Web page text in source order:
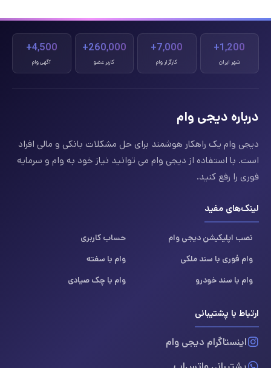
1,200+
شهر ایران
7,000+
کارگزار وام
260,000+
کاربر عضو
4,500+
آگهی وام
درباره دیجی وام
دیجی وام یک راهکار هوشمند برای حل مشکلات بانکی و مالی افراد
است. با استفاده از دیجی وام می توانید نیاز خود به وام و سرمایه
فوری را رفع کنید.
لینک‌های مفید
نصب اپلیکیشن دیجی وام
حساب کاربری
وام فوری با سند ملکی
وام با سفته
وام با سند خودرو
وام با چک صیادی
ارتباط با پشتیبانی
اینستاگرام دیجی وام